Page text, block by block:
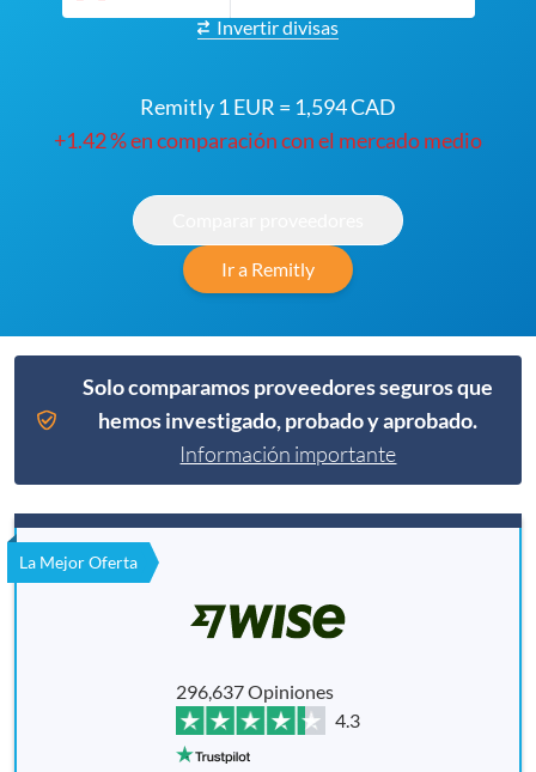
Invertir divisas
Remitly 1 EUR = 1,594 CAD
+1.42 % en comparación con el mercado medio
Ir a Remitly
Solo comparamos proveedores seguros que
hemos investigado, probado y aprobado.
Información importante
La Mejor Oferta
296,637 Opiniones
4.3